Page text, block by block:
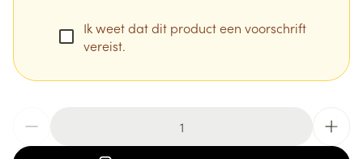
Ik weet dat dit product een voorschrift
vereist.